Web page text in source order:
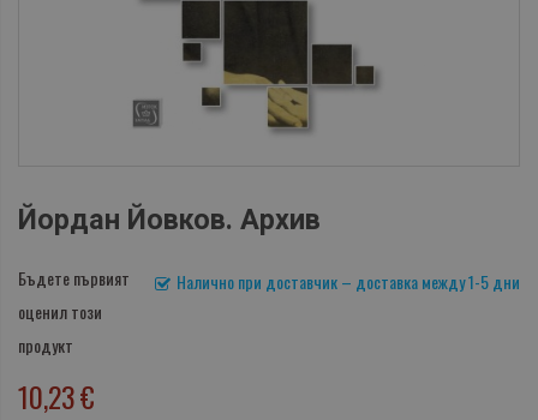
Йордан Йовков. Архив
Налично при доставчик – доставка между 1-5 дни
Бъдете първият
оценил този
продукт
10,23 €